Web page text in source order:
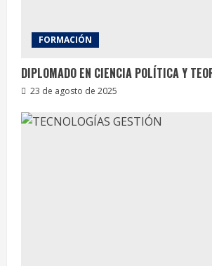
FORMACIÓN
DIPLOMADO EN CIENCIA POLÍTICA Y
23 de agosto de 2025